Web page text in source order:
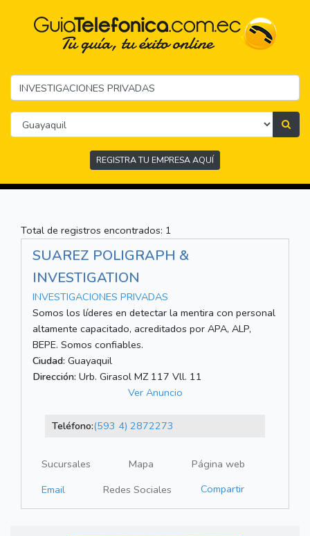
REGISTRA TU EMPRESA AQUÍ
Total de registros encontrados: 1
SUAREZ POLIGRAPH &
INVESTIGATION
INVESTIGACIONES PRIVADAS
Somos los líderes en detectar la mentira con personal
altamente capacitado, acreditados por APA, ALP,
BEPE. Somos confiables.
Ciudad: Guayaquil
Dirección: Urb. Girasol MZ 117 Vll. 11
Ver Anuncio
Teléfono:(593 4) 2872273
Sucursales Mapa
Página web
Email
Redes Sociales Compartir